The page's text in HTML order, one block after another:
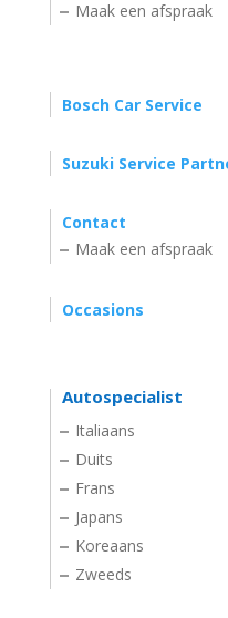
Maak een afspraak
Bosch Car Service
Suzuki Service
Contact
Maak een afspraak
Occasions
Autospecialist
Italiaans
Duits
Frans
Japans
Koreaans
Zweeds